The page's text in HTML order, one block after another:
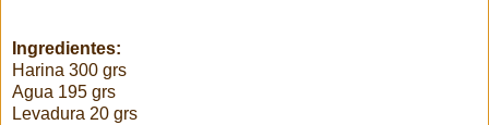
Ingredientes:
Harina 300 grs
Agua 195 grs
Levadura 20 grs